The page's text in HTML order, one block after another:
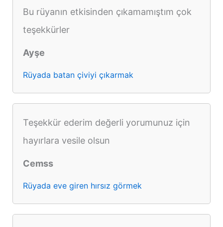
Bu rüyanın etkisinden çıkamamıştım çok
teşekkürler
Ayşe
Rüyada batan çiviyi çıkarmak
Teşekkür ederim değerli yorumunuz için
hayırlara vesile olsun
Cemss
Rüyada eve giren hırsız görmek